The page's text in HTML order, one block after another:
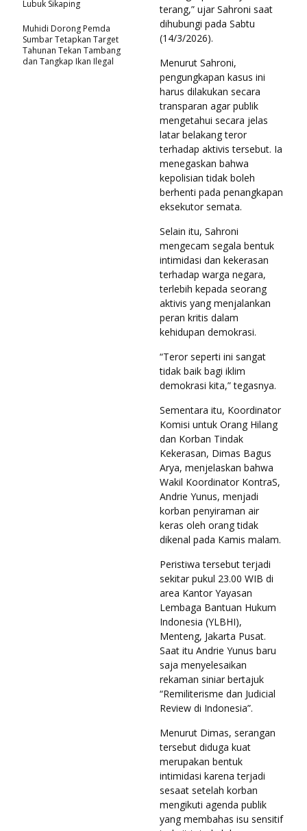
terang,” ujar Sahroni saat
dihubungi pada Sabtu
(14/3/2026).
Menurut Sahroni,
pengungkapan kasus ini
harus dilakukan secara
transparan agar publik
mengetahui secara jelas
latar belakang teror
terhadap aktivis tersebut. Ia
menegaskan bahwa
kepolisian tidak boleh
berhenti pada penangkapan
eksekutor semata.
Selain itu, Sahroni
mengecam segala bentuk
intimidasi dan kekerasan
terhadap warga negara,
terlebih kepada seorang
aktivis yang menjalankan
peran kritis dalam
kehidupan demokrasi.
“Teror seperti ini sangat
tidak baik bagi iklim
demokrasi kita,” tegasnya.
Sementara itu, Koordinator
Komisi untuk Orang Hilang
dan Korban Tindak
Kekerasan, Dimas Bagus
Arya, menjelaskan bahwa
Wakil Koordinator KontraS,
Andrie Yunus, menjadi
korban penyiraman air
keras oleh orang tidak
dikenal pada Kamis malam.
Peristiwa tersebut terjadi
sekitar pukul 23.00 WIB di
area Kantor Yayasan
Lembaga Bantuan Hukum
Indonesia (YLBHI),
Menteng, Jakarta Pusat.
Saat itu Andrie Yunus baru
saja menyelesaikan
rekaman siniar bertajuk
“Remiliterisme dan Judicial
Review di Indonesia”.
Menurut Dimas, serangan
tersebut diduga kuat
merupakan bentuk
intimidasi karena terjadi
sesaat setelah korban
mengikuti agenda publik
yang membahas isu sensitif
Lubuk Sikaping
Muhidi Dorong Pemda
Sumbar Tetapkan Target
Tahunan Tekan Tambang
dan Tangkap Ikan Ilegal